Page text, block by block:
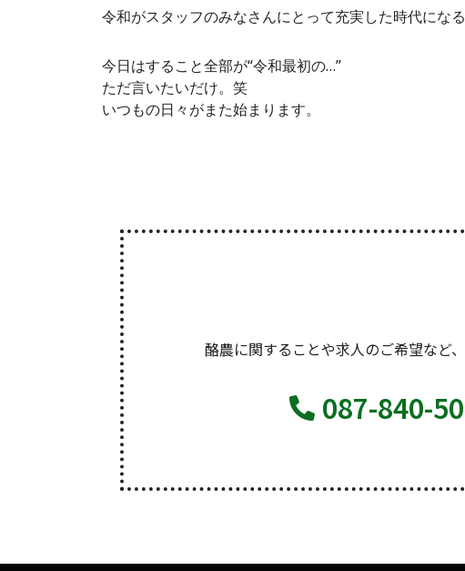
令和がスタッフのみなさんにとって充実した時代にな
今日はすること全部が“令和最初の…”
ただ言いたいだけ。笑
いつもの日々がまた始まります。
酪農に関することや求人のご希望など
087-840-